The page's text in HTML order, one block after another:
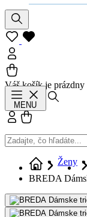
Váš košík je prázdny
MENU
Prihlásiť sa
Ženy
BREDA